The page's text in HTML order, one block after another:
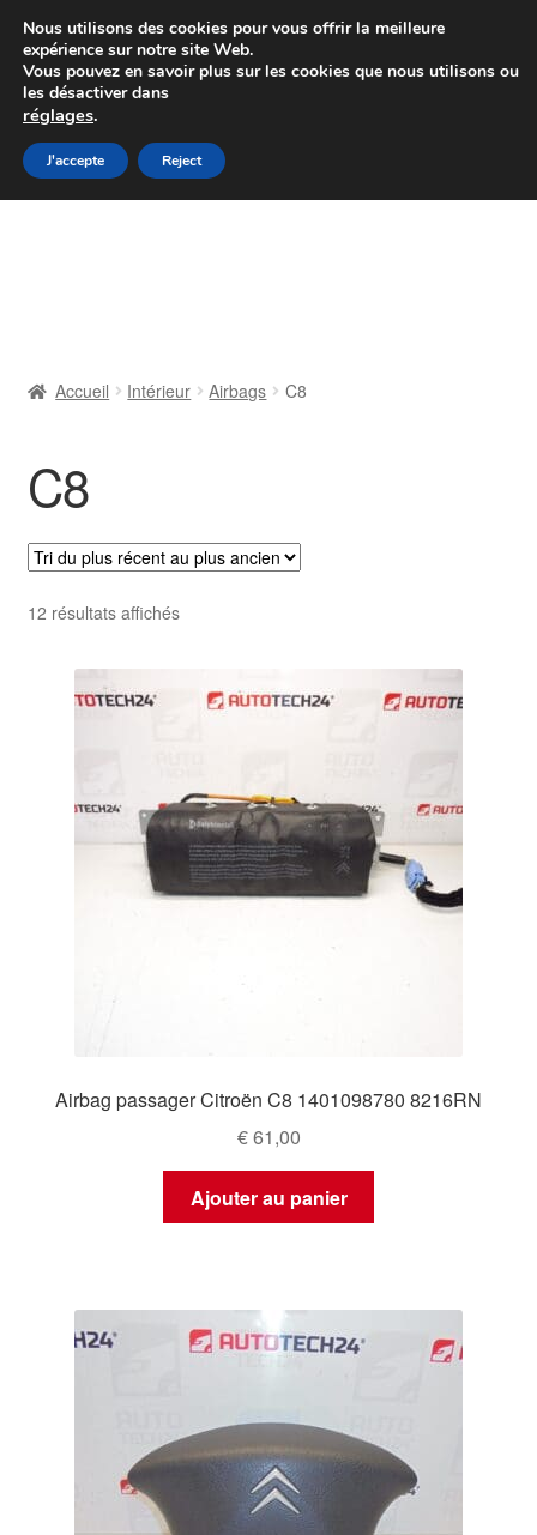
Colissimo livraison à partir de 7 EUR
Du lundi au vendredi de 9 h à 16 h
Aller
à
Aller
au
Livraison
Livraison internationale
Mon compte
Paiements
Plainte
Politique de confidentialité
Termes et conditions
Accueil Intérieur Airbags C8
C8
12 résultats affichésTrié
récent
Airbag passager Citroën C8 1401098780 8216RN
€61,00
Ajouter au panier
Nous utilisons des cookies pour vous offrir la meilleure
expérience sur notre site Web.
Vous pouvez en savoir plus sur les cookies que nous utilisons ou
les désactiver dans
réglages.
J'accepte Reject